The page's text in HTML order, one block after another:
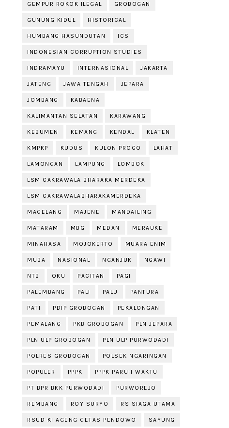
GEMPUR ROKOK ILEGAL GROBOGAN
GUNUNG KIDUL HISTORICAL
HUMBANG HASUNDUTAN ICS
INDONESIAN CORRUPTION STUDIES
INDRAMAYU INTERNASIONAL JAKARTA
JATENG JAWA TENGAH JEPARA
JOMBANG KABAENA
KALIMANTAN SELATAN KARAWANG
KEBUMEN KEMANG KENDAL KLATEN
KMPKP KUDUS KULON PROGO LAHAT
LAMONGAN LAMPUNG LOMBOK
LSM CAKRAWALA BHARAKA MERDEKA
LSM CAKRAWALABHARAKAMERDEKA
MAGELANG MAJENE MANDAILING
MATARAM MBG MEDAN MERAUKE
MINAHASA MOJOKERTO MUARA ENIM
MUBA NASIONAL NGANJUK NGAWI
NTB OKU PACITAN PAGI
PALEMBANG PALI PALU PANTURA
PATI PDIP GROBOGAN PEKALONGAN
PEMALANG PKB GROBOGAN PLN JEPARA
PLN ULP GROBOGAN PLN ULP PURWODADI
POLRES GROBOGAN POLSEK NGARINGAN
POPULER PPPK PPPK PARUH WAKTU
PT BPR BKK PURWODADI PURWOREJO
REMBANG ROY SURYO RS SIAGA UTAMA
RSUD KI AGENG GETAS PENDOWO SAYUNG